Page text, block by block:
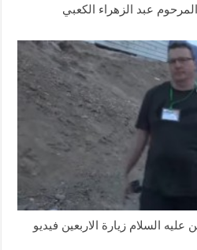
عبد الزهراء الكعبي